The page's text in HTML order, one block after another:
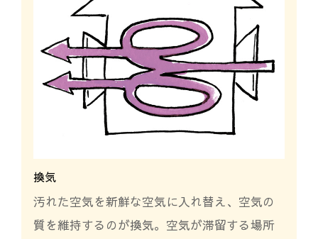
換気
汚れた空気を新鮮な空気に入れ替え、空気の
質を維持するのが換気。空気が滞留する場所